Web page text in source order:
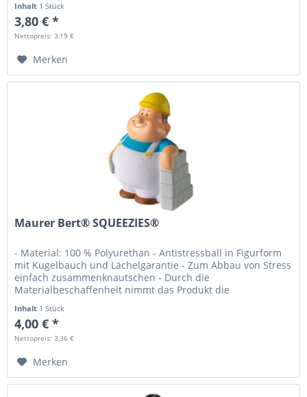
Inhalt 1 Stück
3,80 € *
Nettopreis: 3,19 €
Merken
Maurer Bert® SQUEEZIES®
- Material: 100 % Polyurethan - Antistressball in Figurform
mit Kugelbauch und Lächelgarantie - Zum Abbau von Stress
einfach zusammenknautschen - Durch die
Materialbeschaffenheit nimmt das Produkt die
Inhalt 1 Stück
4,00 € *
Nettopreis: 3,36 €
Merken